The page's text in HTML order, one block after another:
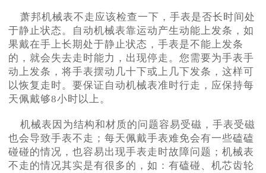
萧邦机械表不走应该检查一下，手表是否长时间处
于静止状态。自动机械表靠运动产生动能上发条，如
果戴在手上长期处于静止状态，手表是不能上发条
的，就会失去走时能力，出现停走。您需要为手表手
动上发条，将手表摆动几十下或上几下发条，这样可
以恢复走时。要保证自动机械表准时行走，应保持每
天佩戴够8小时以上。
机械表因为结构和材质的问题容易受磁，手表受磁
也会导致手表不走；每天佩戴手表难免会有一些磕磕
碰碰的情况，也容易出现手表走时故障问题；机械表
不走的情况其实是有很多的，如：有磕碰、机芯齿轮